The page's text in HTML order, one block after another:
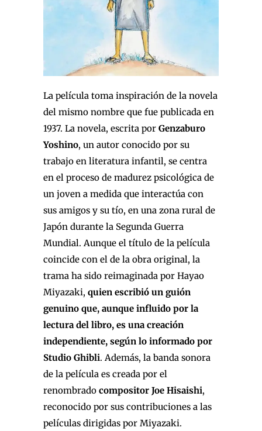
La película toma inspiración de la novela
del mismo nombre que fue publicada en
1937. La novela, escrita por Genzaburo
Yoshino, un autor conocido por su
trabajo en literatura infantil, se centra
en el proceso de madurez psicológica de
un joven a medida que interactúa con
sus amigos y su tío, en una zona rural de
Japón durante la Segunda Guerra
Mundial. Aunque el título de la película
coincide con el de la obra original, la
trama ha sido reimaginada por Hayao
Miyazaki, quien escribió un guión
genuino que, aunque influido por la
lectura del libro, es una creación
independiente, según lo informado por
Studio Ghibli. Además, la banda sonora
de la película es creada por el
renombrado compositor Joe Hisaishi,
reconocido por sus contribuciones a las
películas dirigidas por Miyazaki.